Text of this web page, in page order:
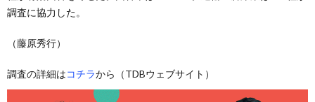
調査に協力した。
（藤原秀行）
調査の詳細はコチラから（TDBウェブサイト）